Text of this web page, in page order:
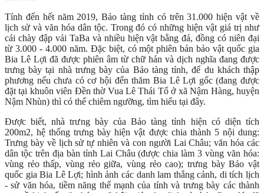
Tính đến hết năm 2019, Bảo tàng tỉnh có trên 31.000 hiện vật về
lịch sử và văn hóa dân tộc. Trong đó có những hiện vật giá trị như
cái chày đập vải TaBa và nhiều hiện vật bằng đá, đồng có niên đại
từ 3.000 - 4.000 năm. Đặc biệt, có một phiên bản bảo vật quốc gia
Bia Lê Lợi đã được phiên âm từ chữ hán và dịch nghĩa đang được
trưng bày tại nhà trưng bày của Bảo tàng tỉnh, để du khách thập
phương nếu chưa có cơ hội đến thăm Bia Lê Lợi gốc (đang được
đặt tại khuôn viên Đền thờ Vua Lê Thái Tổ ở xã Nậm Hàng, huyện
Nậm Nhùn) thì có thể chiêm ngưỡng, tìm hiểu tại đây.
Được biết, nhà trưng bày của Bảo tàng tỉnh hiện có diện tích
200m2, hệ thống trưng bày hiện vật được chia thành 5 nội dung:
Trưng bày về lịch sử tự nhiên và con người Lai Châu; văn hóa các
dân tộc trên địa bàn tỉnh Lai Châu (được chia làm 3 vùng văn hóa:
vùng rẻo thấp, vùng rẻo giữa, vùng rẻo cao); trưng bày Bảo vật
quốc gia Bia Lê Lợi; hình ảnh các danh lam thắng cảnh, di tích lịch
- sử văn hóa, tiềm năng thế mạnh của tỉnh và trưng bày các thành